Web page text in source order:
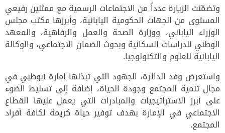
وتضمّنت الزيارة عدداً من الاجتماعات الرسمية مع ممثلين رفيعي
المستوى من الجهات الحكومية اليابانية، وأبرزها مكتب مجلس
الوزراء الياباني، ووزارة الصحة والعمل والرفاهية، والمعهد
الوطني للدراسات السكانية وبحوث الضمان الاجتماعي، والوكالة
اليابانية للعلوم والتكنولوجيا.
واستعرض وفد الدائرة، الجهود التي تبذلها إمارة أبوظبي في
مجال تنمية المجتمع وجودة الحياة، إضافة إلى تسليط الضوء
على أبرز الاستراتيجيات والمبادرات التي يعمل عليها القطاع
الاجتماعي في الإمارة بهدف توفير حياة كريمة لكافة أفراد
المجتمع.